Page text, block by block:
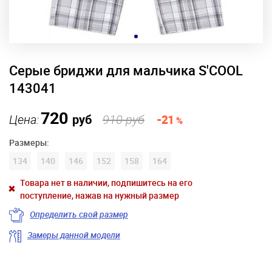
Серые бриджи для мальчика S'COOL
143041
Цена:720 руб 910 руб -21 %
Размеры:
134
140 146 152 158
164
Товара нет в наличии, подпишитесь на его
поступление, нажав на нужный размер
Определить свой размер
Замеры данной модели